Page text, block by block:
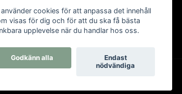
cookies för att anpassa det innehåll
visas för dig och för att du ska få bästa
upplevelse när du handlar hos oss.
Godkänn alla
Endast
nödvändiga